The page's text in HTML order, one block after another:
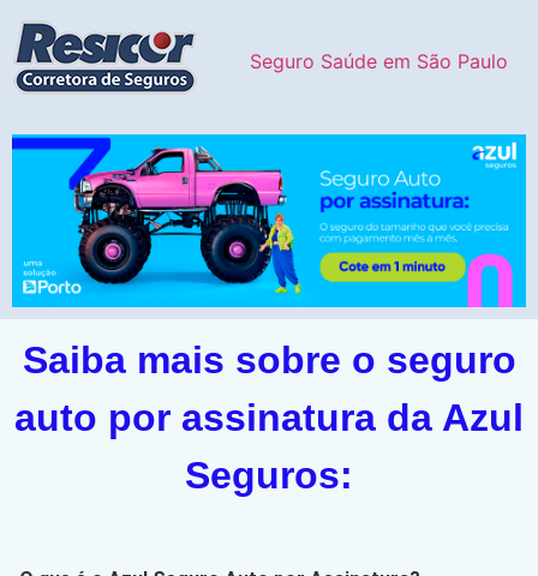
Seguro Saúde em São Paulo
Saiba mais sobre o seguro
auto por assinatura da Azul
Seguros: